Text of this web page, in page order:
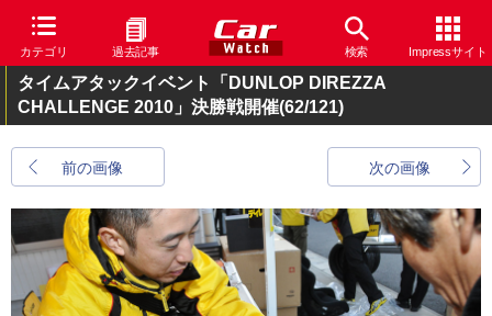
カテゴリ 過去記事 検索 Impressサイト
タイムアタックイベント「DUNLOP DIREZZA
CHALLENGE 2010」決勝戦開催(62/121)
前の画像 次の画像